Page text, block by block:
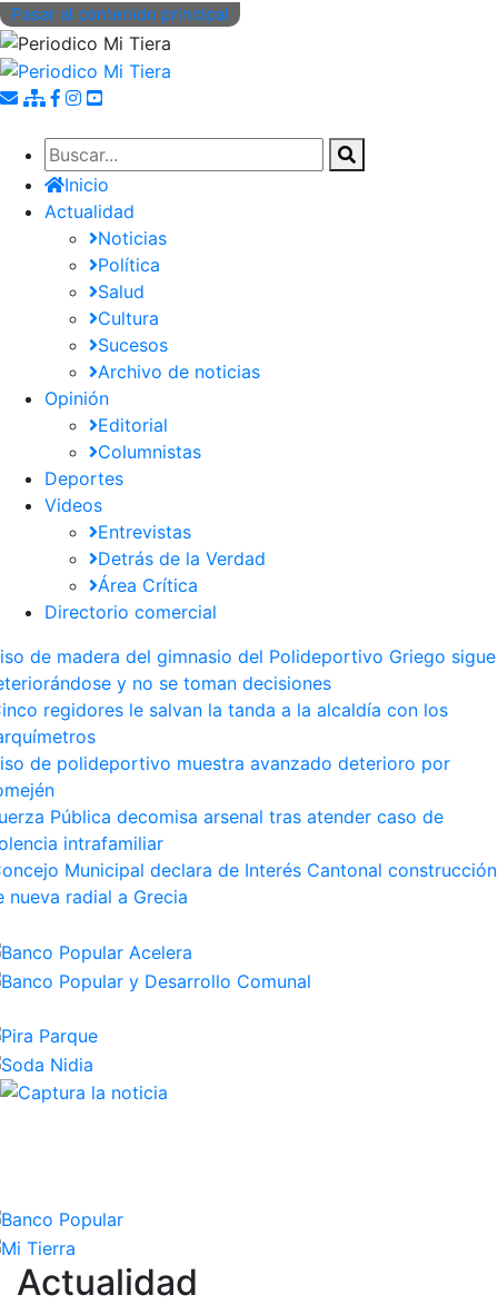
Pasar al contenido principal
Inicio
Actualidad
Noticias
Política
Salud
Cultura
Sucesos
Archivo de noticias
Opinión
Editorial
Columnistas
Deportes
Videos
Entrevistas
Detrás de la Verdad
Área Crítica
Directorio comercial
de madera del gimnasio del Polideportivo Griego sigue
y no se toman decisiones
regidores le salvan la tanda a la alcaldía con los
de polideportivo muestra avanzado deterioro por
Pública decomisa arsenal tras atender caso de
intrafamiliar
Municipal declara de Interés Cantonal construcción
nueva radial a Grecia
Actualidad